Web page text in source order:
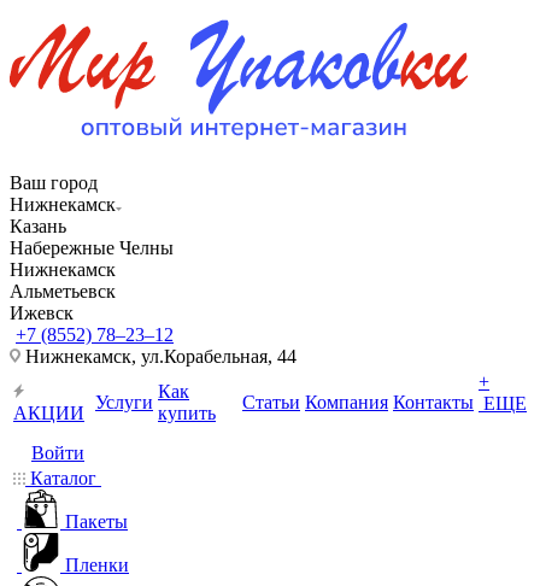
Ваш город
Нижнекамск
Казань
Набережные Челны
Нижнекамск
Альметьевск
Ижевск
+7 (8552) 78‒23‒12
Нижнекамск, ​ул.Корабельная, 44
АКЦИИ
Услуги
Как
купить
Статьи Компания Контакты
+
ЕЩЕ
Войти
Каталог
Пакеты
Пленки